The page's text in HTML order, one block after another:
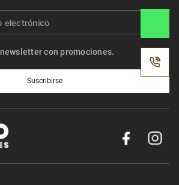
con promociones.
Suscribirse